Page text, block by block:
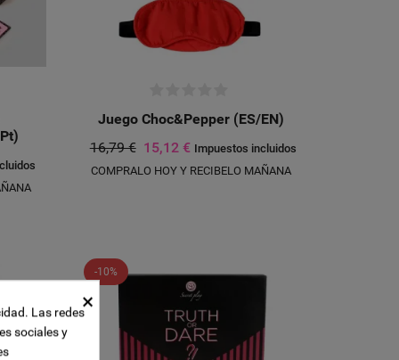
Juego Choc&Pepper (ES/EN)
16,79 € 15,12 € Impuestos incluidos
COMPRALO HOY Y RECIBELO MAÑANA
-10%
×
Las redes
sociales y